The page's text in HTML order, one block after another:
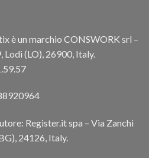
è un marchio CONSWORK srl –
Lodi (LO), 26900, Italy.
Register.it spa – Via Zanchi
24126, Italy.